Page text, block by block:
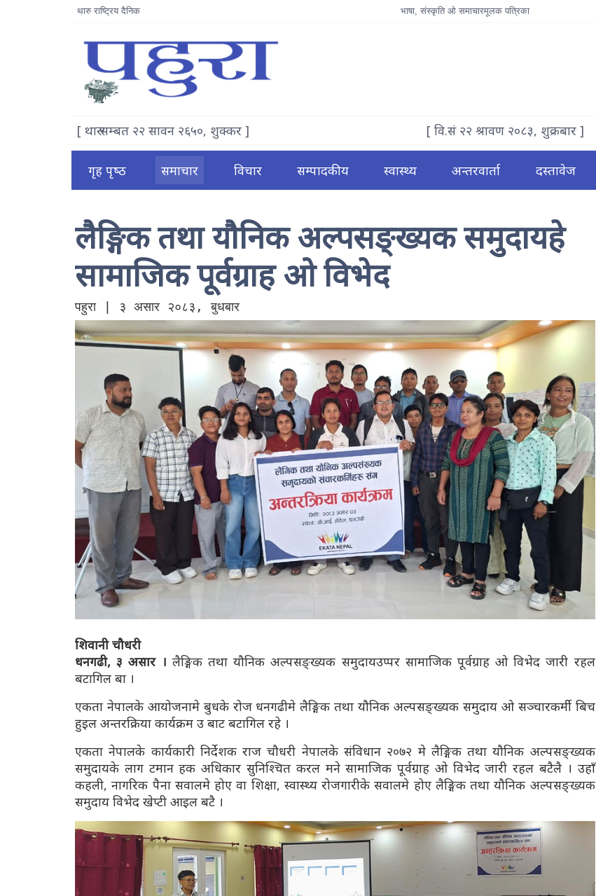
थारु राष्ट्रिय दैनिक भाषा, संस्कृति ओ समाचारमूलक पत्रिका
[ थारु सम्बत २२ सावन २६५०, शुक्कर ] [ वि.सं २२ श्रावण २०८३, शुक्रबार ]
गृह पृष्‍ठ समाचार विचार सम्पादकीय स्वास्थ्य अन्तरवार्ता दस्तावेज
लैङ्गिक तथा यौनिक अल्पसङ्ख्यक समुदायहे
सामाजिक पूर्वग्राह ओ विभेद
पहुरा | ३ असार २०८३, बुधबार
शिवानी चौधरी
धनगढी, ३ असार । लैङ्गिक तथा यौनिक अल्पसङ्ख्यक समुदायउप्पर सामाजिक पूर्वग्राह ओ विभेद जारी रहल
बटागिल बा ।
एकता नेपालके आयोजनामे बुधके रोज धनगढीमे लैङ्गिक तथा यौनिक अल्पसङ्ख्यक समुदाय ओ सञ्चारकर्मी बिच
हुइल अन्तरक्रिया कार्यक्रम उ बाट बटागिल रहे ।
एकता नेपालके कार्यकारी निर्देशक राज चौधरी नेपालके संविधान २०७२ मे लैङ्गिक तथा यौनिक अल्पसङ्ख्यक
समुदायके लाग टमान हक अधिकार सुनिश्चित करल मने सामाजिक पूर्वग्राह ओ विभेद जारी रहल बटैलै । उहाँ
कहली, नागरिक पैना सवालमे होए वा शिक्षा, स्वास्थ्य रोजगारीके सवालमे होए लैङ्गिक तथा यौनिक अल्पसङ्ख्यक
समुदाय विभेद खेप्टी आइल बटै ।